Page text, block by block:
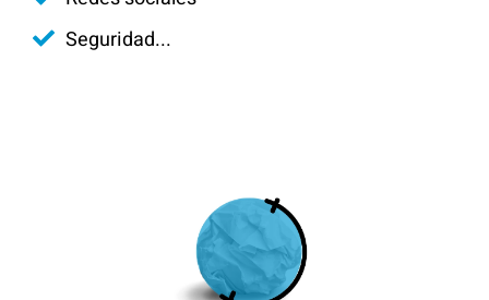
Seguridad...